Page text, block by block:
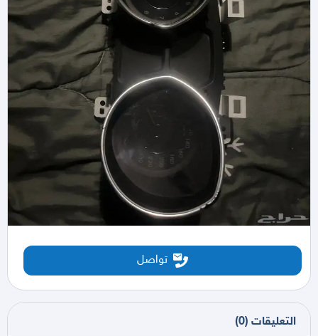
تواصل
التعليقات (
0
)